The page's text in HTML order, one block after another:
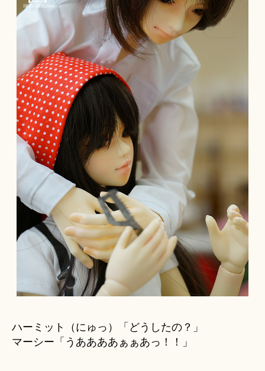
ハーミット（にゅっ）「どうしたの？」
マーシー「うああああぁぁあっ！！」